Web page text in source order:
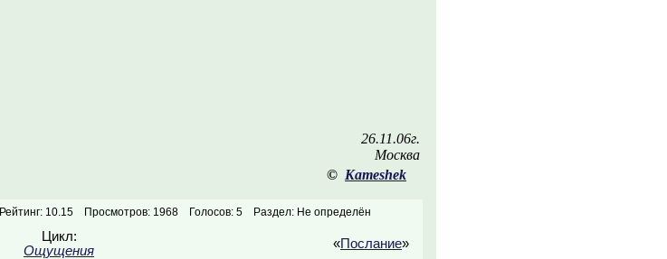
26.11.06г.
Москва
© Kameshek
Рейтинг: 10.15 Просмотров: 1968 Голосов: 5 Раздел: Не определён
Цикл:
Ощущения
«Послание»